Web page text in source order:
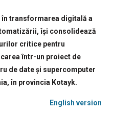
transformarea digitală a
își consolidează
critice pentru
într-un proiect de
de date și supercomputer
în provincia Kotayk.
English version